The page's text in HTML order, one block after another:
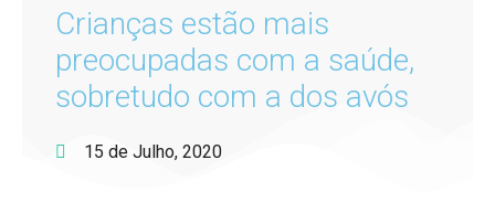
Crianças estão mais
preocupadas com a saúde,
sobretudo com a dos avós
15 de Julho, 2020